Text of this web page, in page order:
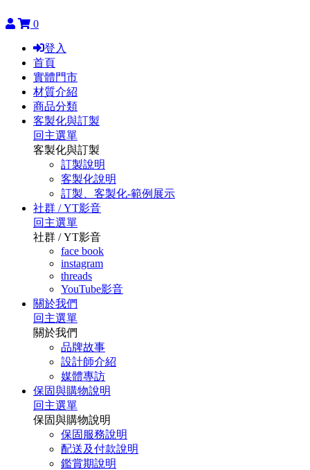
0
登入
首頁
實體門市
材質介紹
商品分類
客製化與訂製
回主選單
客製化與訂製
訂製說明
客製化說明
訂製、客製化-範例展示
社群 / YT影音
回主選單
社群 / YT影音
face book
instagram
threads
YouTube影音
關於我們
回主選單
關於我們
品牌故事
設計師介紹
媒體專訪
保固與購物說明
回主選單
保固與購物說明
保固服務說明
配送及付款說明
鑑賞期說明